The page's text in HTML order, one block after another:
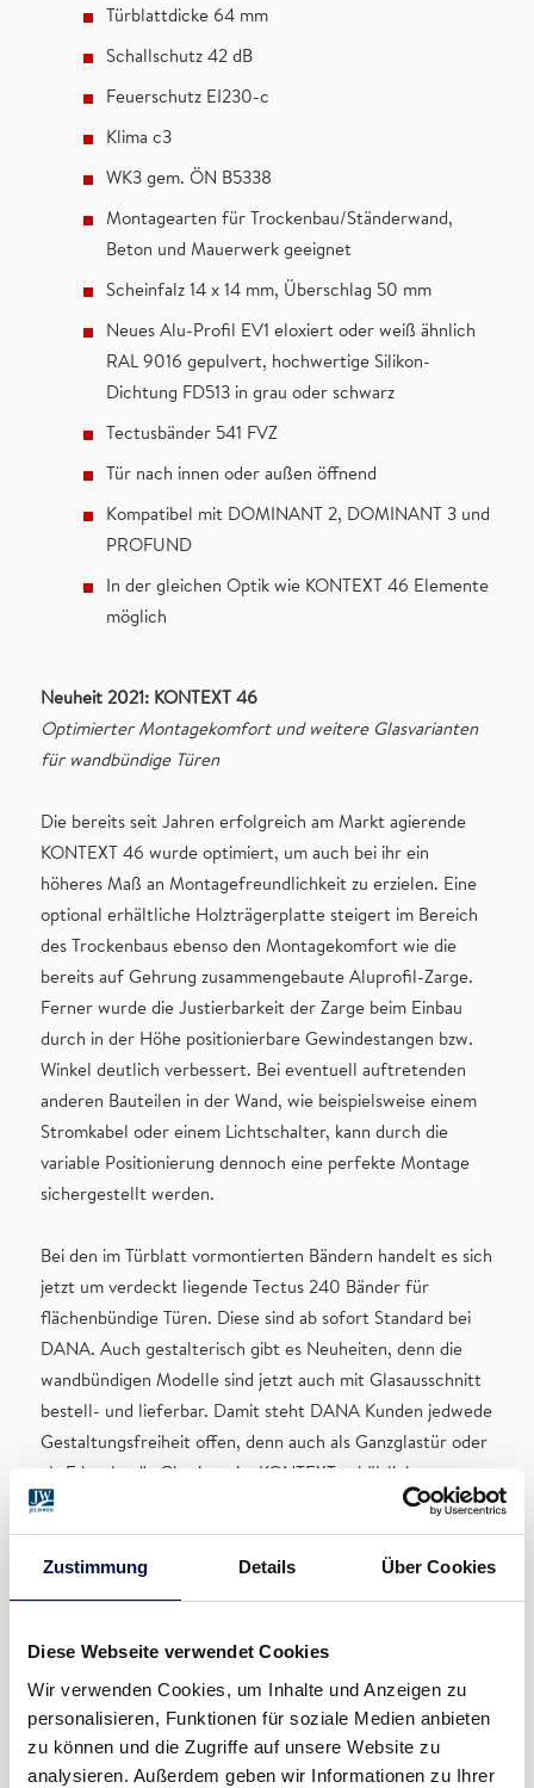
Zustimmung Details Über Cookies
Diese Webseite verwendet Cookies
Wir verwenden Cookies, um Inhalte und Anzeigen zu
personalisieren, Funktionen für soziale Medien anbieten
zu können und die Zugriffe auf unsere Website zu
analysieren. Außerdem geben wir Informationen zu Ihrer
Türblattdicke 64 mm
Schallschutz 42 dB
Feuerschutz EI230-c
Klima c3
WK3 gem. ÖN B5338
Montagearten für Trockenbau/Ständerwand,
Beton und Mauerwerk geeignet
Scheinfalz 14 x 14 mm, Überschlag 50 mm
Neues Alu-Profil EV1 eloxiert oder weiß ähnlich
RAL 9016 gepulvert, hochwertige Silikon-
Dichtung FD513 in grau oder schwarz
Tectusbänder 541 FVZ
Tür nach innen oder außen öffnend
Kompatibel mit DOMINANT 2, DOMINANT 3 und
PROFUND
In der gleichen Optik wie KONTEXT 46 Elemente
möglich
Neuheit 2021: KONTEXT 46
Optimierter Montagekomfort und weitere Glasvarianten
für wandbündige Türen
Die bereits seit Jahren erfolgreich am Markt agierende
KONTEXT 46 wurde optimiert, um auch bei ihr ein
höheres Maß an Montagefreundlichkeit zu erzielen. Eine
optional erhältliche Holzträgerplatte steigert im Bereich
des Trockenbaus ebenso den Montagekomfort wie die
bereits auf Gehrung zusammengebaute Aluprofil-Zarge.
Ferner wurde die Justierbarkeit der Zarge beim Einbau
durch in der Höhe positionierbare Gewindestangen bzw.
Winkel deutlich verbessert. Bei eventuell auftretenden
anderen Bauteilen in der Wand, wie beispielsweise einem
Stromkabel oder einem Lichtschalter, kann durch die
variable Positionierung dennoch eine perfekte Montage
sichergestellt werden.
Bei den im Türblatt vormontierten Bändern handelt es sich
jetzt um verdeckt liegende Tectus 240 Bänder für
flächenbündige Türen. Diese sind ab sofort Standard bei
DANA. Auch gestalterisch gibt es Neuheiten, denn die
wandbündigen Modelle sind jetzt auch mit Glasausschnitt
bestell- und lieferbar. Damit steht DANA Kunden jedwede
Gestaltungsfreiheit offen, denn auch als Ganzglastür oder
als Friesglastür Charisma ist KONTEXT erhältlich.
Technische Details
in Grau oder Schwarz
Glasausschnitte mit bündigen Glasleisten GLKP
möglich